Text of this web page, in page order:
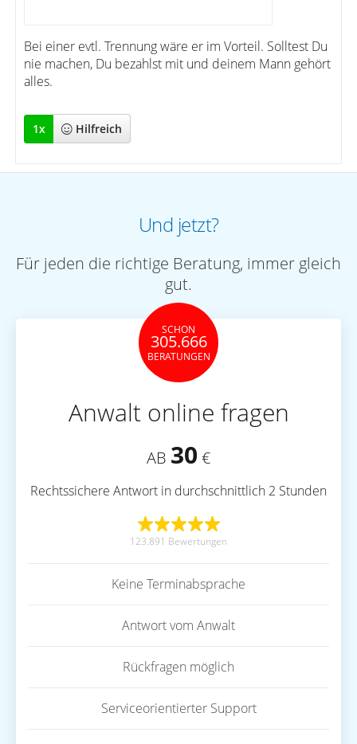
Bei einer evtl. Trennung wäre er im Vorteil. Solltest Du
nie machen, Du bezahlst mit und deinem Mann gehört
alles.
1x Hilfreich
Und jetzt?
Für jeden die richtige Beratung, immer gleich
gut.
SCHON
305.666
BERATUNGEN
Anwalt online fragen
AB 30 €
Rechtssichere Antwort in durchschnittlich 2 Stunden
123.891 Bewertungen
Keine Terminabsprache
Antwort vom Anwalt
Rückfragen möglich
Serviceorientierter Support